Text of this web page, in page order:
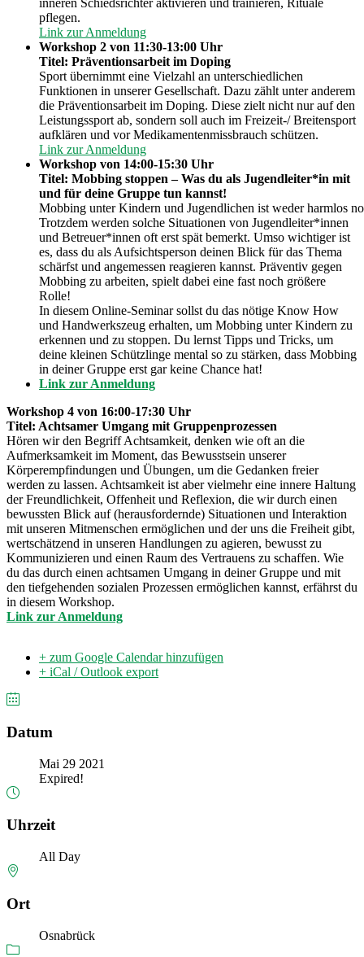
inneren Schiedsrichter aktivieren und trainieren, Rituale
pflegen.
Link zur Anmeldung
Workshop 2 von 11:30-13:00 Uhr
Titel: Präventionsarbeit im Doping
Sport übernimmt eine Vielzahl an unterschiedlichen
Funktionen in unserer Gesellschaft. Dazu zählt unter anderem
die Präventionsarbeit im Doping. Diese zielt nicht nur auf den
Leistungssport ab, sondern soll auch im Freizeit-/ Breitensport
aufklären und vor Medikamentenmissbrauch schützen.
Link zur Anmeldung
Workshop von 14:00-15:30 Uhr
Titel: Mobbing stoppen – Was du als Jugendleiter*in mit
und für deine Gruppe tun kannst!
Mobbing unter Kindern und Jugendlichen ist weder harmlos
Trotzdem werden solche Situationen von Jugendleiter*innen
und Betreuer*innen oft erst spät bemerkt. Umso wichtiger ist
es, dass du als Aufsichtsperson deinen Blick für das Thema
schärfst und angemessen reagieren kannst. Präventiv gegen
Mobbing zu arbeiten, spielt dabei eine fast noch größere
Rolle!
In diesem Online-Seminar sollst du das nötige Know How
und Handwerkszeug erhalten, um Mobbing unter Kindern zu
erkennen und zu stoppen. Du lernst Tipps und Tricks, um
deine kleinen Schützlinge mental so zu stärken, dass Mobbing
in deiner Gruppe erst gar keine Chance hat!
Link zur Anmeldung
Workshop 4 von 16:00-17:30 Uhr
Titel: Achtsamer Umgang mit Gruppenprozessen
Hören wir den Begriff Achtsamkeit, denken wie oft an die
Aufmerksamkeit im Moment, das Bewusstsein unserer
Körperempfindungen und Übungen, um die Gedanken freier
werden zu lassen. Achtsamkeit ist aber vielmehr eine innere Haltung
der Freundlichkeit, Offenheit und Reflexion, die wir durch einen
bewussten Blick auf (herausfordernde) Situationen und Interaktion
mit unseren Mitmenschen ermöglichen und der uns die Freiheit gibt,
wertschätzend in unseren Handlungen zu agieren, bewusst zu
Kommunizieren und einen Raum des Vertrauens zu schaffen. Wie
du das durch einen achtsamen Umgang in deiner Gruppe und mit
den tiefgehenden sozialen Prozessen ermöglichen kannst, erfährst du
in diesem Workshop.
Link zur Anmeldung
+ zum Google Calendar hinzufügen
+ iCal / Outlook export
Datum
Mai 29 2021
Expired!
Uhrzeit
All Day
Ort
Osnabrück